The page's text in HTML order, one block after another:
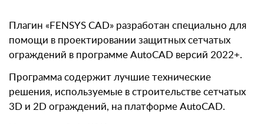
Плагин «FENSYS CAD» разработан специально для
помощи в проектировании защитных сетчатых
ограждений в программе AutoCAD версий 2022+.
Программа содержит лучшие технические
решения, используемые в строительстве сетчатых
3D и 2D ограждений, на платформе AutoCAD.